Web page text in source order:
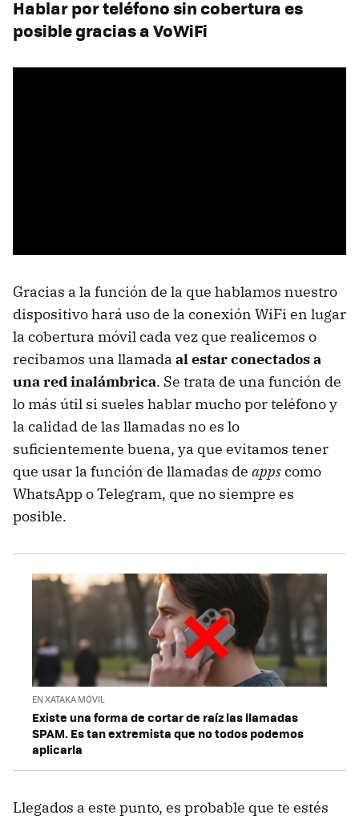
Hablar por teléfono sin cobertura es
posible gracias a VoWiFi
Gracias a la función de la que hablamos nuestro
dispositivo hará uso de la conexión WiFi en lugar
la cobertura móvil cada vez que realicemos o
recibamos una llamada al estar conectados a
una red inalámbrica. Se trata de una función de
lo más útil si sueles hablar mucho por teléfono y
la calidad de las llamadas no es lo
suficientemente buena, ya que evitamos tener
que usar la función de llamadas de appscomo
WhatsApp o Telegram, que no siempre es
posible.
EN XATAKA MÓVIL
Existe una forma de cortar de raíz las llamadas
SPAM. Es tan extremista que no todos podemos
aplicarla
Llegados a este punto, es probable que te estés